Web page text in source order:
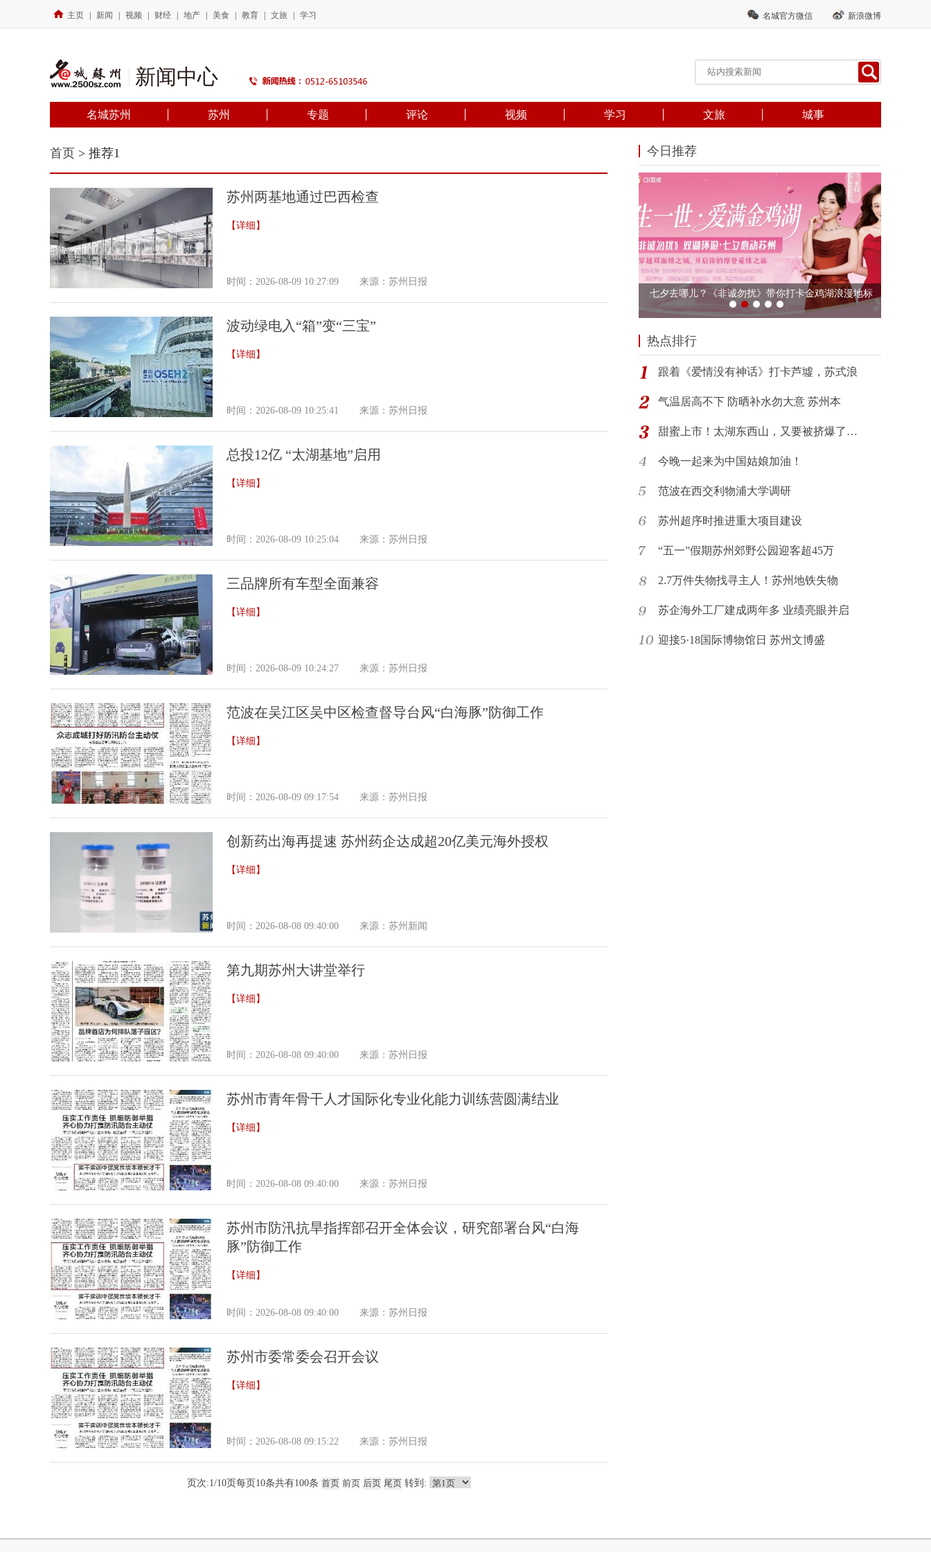
主页 新闻 视频 财经 地产 美食 教育 文旅 学习 名城官方微信 新浪微博
新闻中心
名城苏州 苏州 专题 评论 视频 学习 文旅 城事
首页 > 推荐1
苏州两基地通过巴西检查
【详细】
时间：2026-08-09 10:27:09 来源：苏州日报
波动绿电入“箱”变“三宝”
【详细】
时间：2026-08-09 10:25:41 来源：苏州日报
总投12亿 “太湖基地”启用
【详细】
时间：2026-08-09 10:25:04 来源：苏州日报
三品牌所有车型全面兼容
【详细】
时间：2026-08-09 10:24:27 来源：苏州日报
范波在吴江区吴中区检查督导台风“白海豚”防御工作
【详细】
时间：2026-08-09 09:17:54 来源：苏州日报
创新药出海再提速 苏州药企达成超20亿美元海外授权
【详细】
时间：2026-08-08 09:40:00 来源：苏州新闻
​第九期苏州大讲堂举行
【详细】
时间：2026-08-08 09:40:00 来源：苏州日报
苏州市青年骨干人才国际化专业化能力训练营圆满结业
【详细】
时间：2026-08-08 09:40:00 来源：苏州日报
​苏州市防汛抗旱指挥部召开全体会议，研究部署台风“白海
豚”防御工作
【详细】
时间：2026-08-08 09:40:00 来源：苏州日报
苏州市委常委会召开会议
【详细】
时间：2026-08-08 09:15:22 来源：苏州日报
页次:1/10页每页10条共有100条 转到:
今日推荐
热点排行
跟着《爱情没有神话》打卡芦墟，苏式浪
气温居高不下 防晒补水勿大意 苏州本
甜蜜上市！太湖东西山，又要被挤爆了…
今晚一起来为中国姑娘加油！
范波在西交利物浦大学调研
苏州超序时推进重大项目建设
“五一”假期苏州郊野公园迎客超45万
2.7万件失物找寻主人！苏州地铁失物
苏企海外工厂建成两年多 业绩亮眼并启
迎接5·18国际博物馆日 苏州文博盛